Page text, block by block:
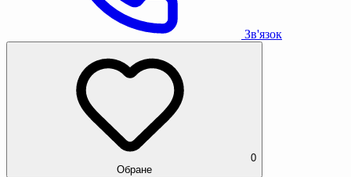
Зв'язок
0
Обране